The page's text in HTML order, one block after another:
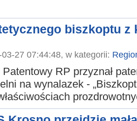
biszkoptu z
27 07:44:48, w kategorii:
RP przyznał
na wynalazek -